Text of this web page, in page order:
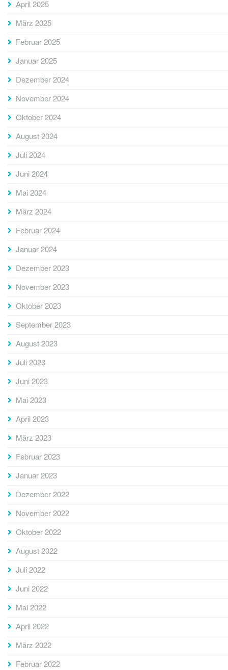
April 2025
März 2025
Februar 2025
Januar 2025
Dezember 2024
November 2024
Oktober 2024
August 2024
Juli 2024
Juni 2024
Mai 2024
März 2024
Februar 2024
Januar 2024
Dezember 2023
November 2023
Oktober 2023
September 2023
August 2023
Juli 2023
Juni 2023
Mai 2023
April 2023
März 2023
Februar 2023
Januar 2023
Dezember 2022
November 2022
Oktober 2022
August 2022
Juli 2022
Juni 2022
Mai 2022
April 2022
März 2022
Februar 2022